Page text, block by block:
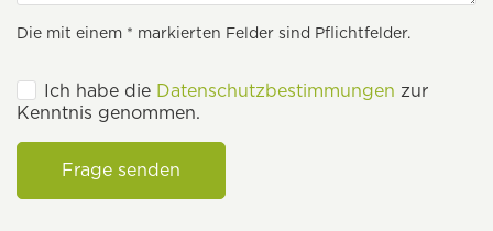
Die mit einem * markierten Felder sind Pflichtfelder.
Ich habe die Datenschutzbestimmungen zur
Kenntnis genommen.
Frage senden